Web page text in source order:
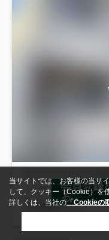
会員登録
る
当サイトでは、お客様の当サ
して、クッキー（Cookie）を
詳しくは、当社の「Cookieの